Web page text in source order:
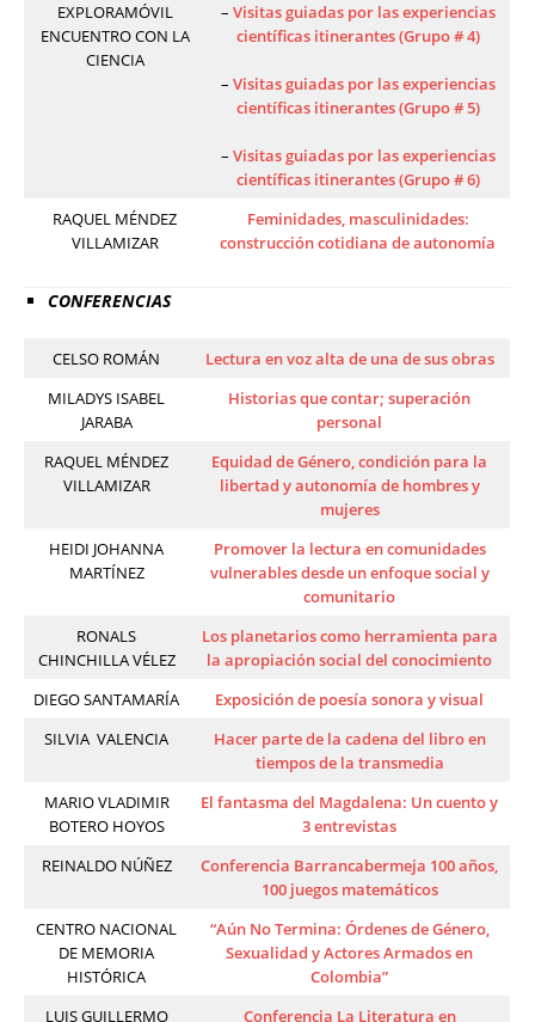
EXPLORAMÓVIL
ENCUENTRO CON LA
CIENCIA
– Visitas guiadas por las experiencias
científicas itinerantes (Grupo # 4)
– Visitas guiadas por las experiencias
científicas itinerantes (Grupo # 5)
– Visitas guiadas por las experiencias
científicas itinerantes (Grupo # 6)
RAQUEL MÉNDEZ
VILLAMIZAR
Feminidades, masculinidades:
construcción cotidiana de autonomía
CONFERENCIAS
CELSO ROMÁN
Lectura en voz alta de una de sus obras
MILADYS ISABEL
JARABA
Historias que contar; superación
personal
RAQUEL MÉNDEZ
VILLAMIZAR
Equidad de Género, condición para la
libertad y autonomía de hombres y
mujeres
HEIDI JOHANNA
MARTÍNEZ
Promover la lectura en comunidades
vulnerables desde un enfoque social y
comunitario
RONALS
CHINCHILLA VÉLEZ
Los planetarios como herramienta para
la apropiación social del conocimiento
DIEGO SANTAMARÍA
Exposición de poesía sonora y visual
SILVIA VALENCIA
Hacer parte de la cadena del libro en
tiempos de la transmedia
MARIO VLADIMIR
BOTERO HOYOS
El fantasma del Magdalena: Un cuento y
3 entrevistas
REINALDO NÚÑEZ
Conferencia Barrancabermeja 100 años,
100 juegos matemáticos
CENTRO NACIONAL
DE MEMORIA
HISTÓRICA
“Aún No Termina: Órdenes de Género,
Sexualidad y Actores Armados en
Colombia”
LUIS GUILLERMO
Conferencia La Literatura en